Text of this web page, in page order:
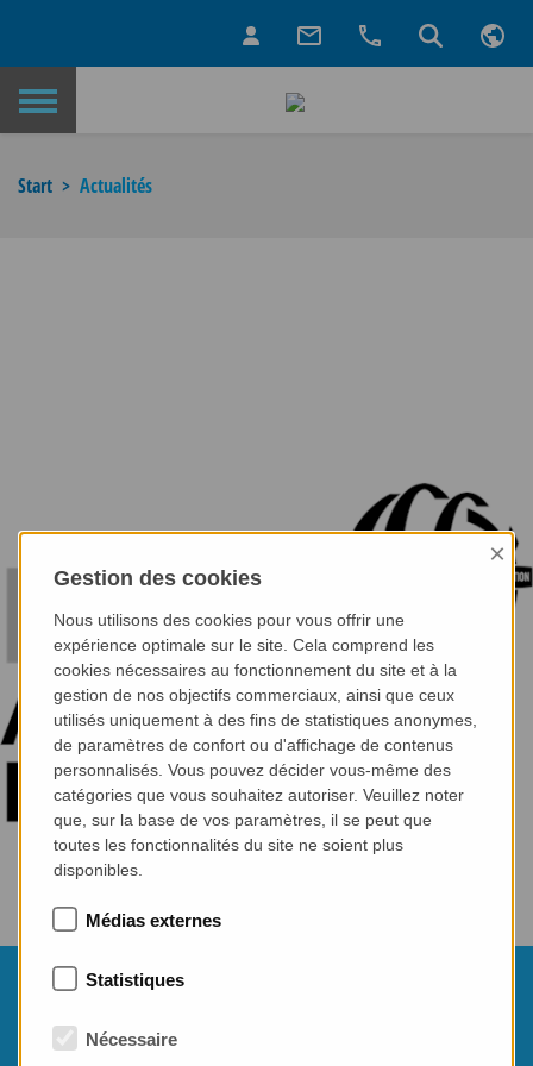
Retour à la page d’accueil
Start Actualités
08.06.2023
ICCX Academy Baku
Gestion des cookies
×
Nous utilisons des cookies pour vous offrir une
expérience optimale sur le site. Cela comprend les
cookies nécessaires au fonctionnement du site et à la
gestion de nos objectifs commerciaux, ainsi que ceux
utilisés uniquement à des fins de statistiques anonymes,
de paramètres de confort ou d'affichage de contenus
personnalisés. Vous pouvez décider vous-même des
catégories que vous souhaitez autoriser. Veuillez noter
que, sur la base de vos paramètres, il se peut que
toutes les fonctionnalités du site ne soient plus
disponibles.
Médias externes
Statistiques
Nécessaire